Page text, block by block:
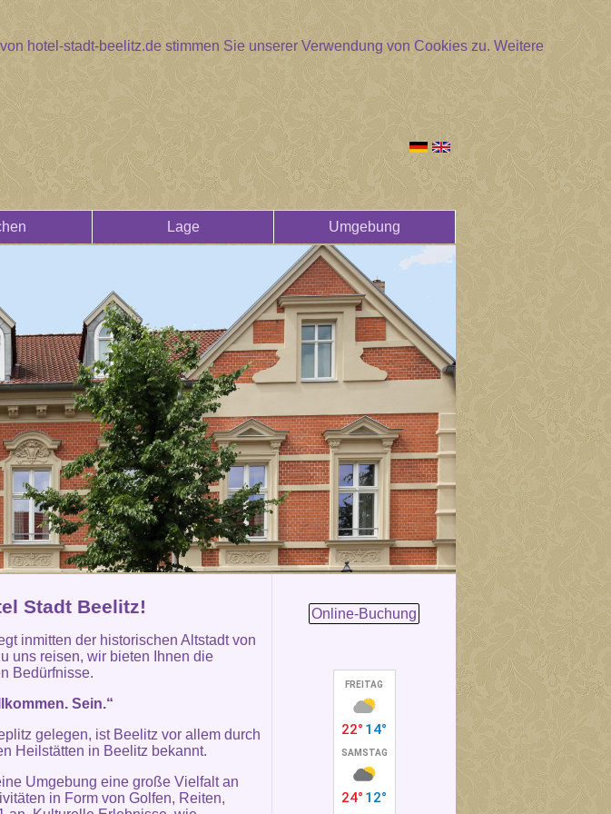
hotel-stadt-beelitz.de stimmen Sie unserer Verwendung von Cookies zu.Weitere
Lage Umgebung
Stadt Beelitz!
inmitten der historischen Altstadt von
uns reisen, wir bieten Ihnen die
Bedürfnisse.
Sein.“
gelegen, ist Beelitz vor allem durch
Heilstätten in Beelitz bekannt.
Umgebung eine große Vielfalt an
in Form von Golfen, Reiten,
Online-Buchung